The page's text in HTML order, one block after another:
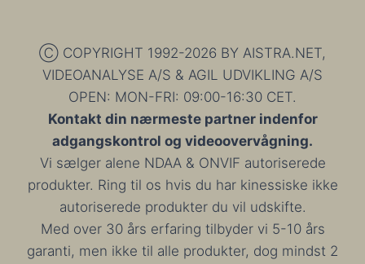
ENHEDER
AF
DNS-
FEJL
Ⓒ COPYRIGHT 1992-2026 BY AISTRA.NET,
VIDEOANALYSE A/S & AGIL UDVIKLING A/S
OPEN: MON-FRI: 09:00-16:30 CET.
Kontakt din nærmeste partner indenfor
adgangskontrol og videoovervågning.
Vi sælger alene NDAA & ONVIF autoriserede
produkter. Ring til os hvis du har kinessiske ikke
autoriserede produkter du vil udskifte.
Med over 30 års erfaring tilbyder vi 5-10 års
garanti, men ikke til alle produkter, dog mindst 2